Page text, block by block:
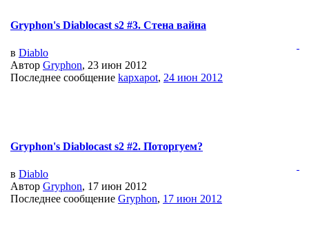
Gryphon's Diablocast s2 #3. Стена вайна
в Diablo
Автор Gryphon, 23 июн 2012
Последнее сообщение kapxapot, 24 июн 2012
Gryphon's Diablocast s2 #2. Поторгуем?
в Diablo
Автор Gryphon, 17 июн 2012
Последнее сообщение Gryphon, 17 июн 2012